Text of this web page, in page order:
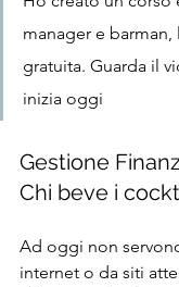
manager e
gratuita. Guarda il
inizia oggi
Gestione
Chi beve i
Ad oggi non
internet o da siti